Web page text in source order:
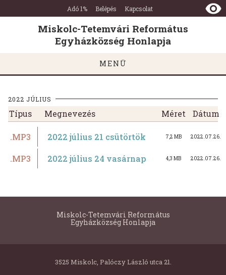
Miskolc-
Tetemvári
Református
Egyházközség
Honlapja
Ugrás a tartalomra
Ugrás a láblécre
Adó 1% Belépés Kapcsolat
Miskolc-Tetemvári Református
Egyházközség Honlapja
MENÜ
2022 JÚLIUS
Típus Megnevezés Méret Dátum
.MP3 2022 július 21 csütörtök 7,2 MB 2022.07.26.
.MP3 2022 július 24 vasárnap 4,3 MB 2022.07.26.
Miskolc-Tetemvári Református
Egyházközség Honlapja
3525 Miskolc, Palóczy László utca 21.